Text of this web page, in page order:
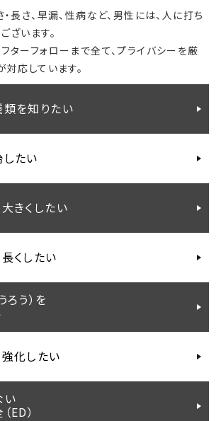
長さ、早漏、性病など、男性には、人に打ち
ざいます。
ターフォローまで全て、プライバシーを厳
応しています。
を知りたい
たい
きくしたい
くしたい
ろう）を
化したい
い
ED）